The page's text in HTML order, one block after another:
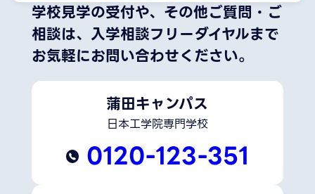
学校見学の受付や、その他ご質問・ご
相談は、 入学相談フリーダイヤルまで
お気軽にお問い合わせください。
蒲田キャンパス
日本工学院専門学校
0120-123-351